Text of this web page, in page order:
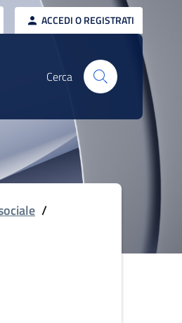
ACCEDI O REGISTRATI
Cerca
/